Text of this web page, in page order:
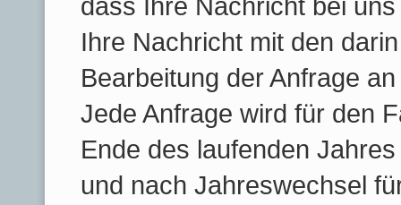
Ihre Nachricht mit den
Bearbeitung der Anfrage
Jede Anfrage wird für den
Ende des laufenden
und nach Jahreswechsel